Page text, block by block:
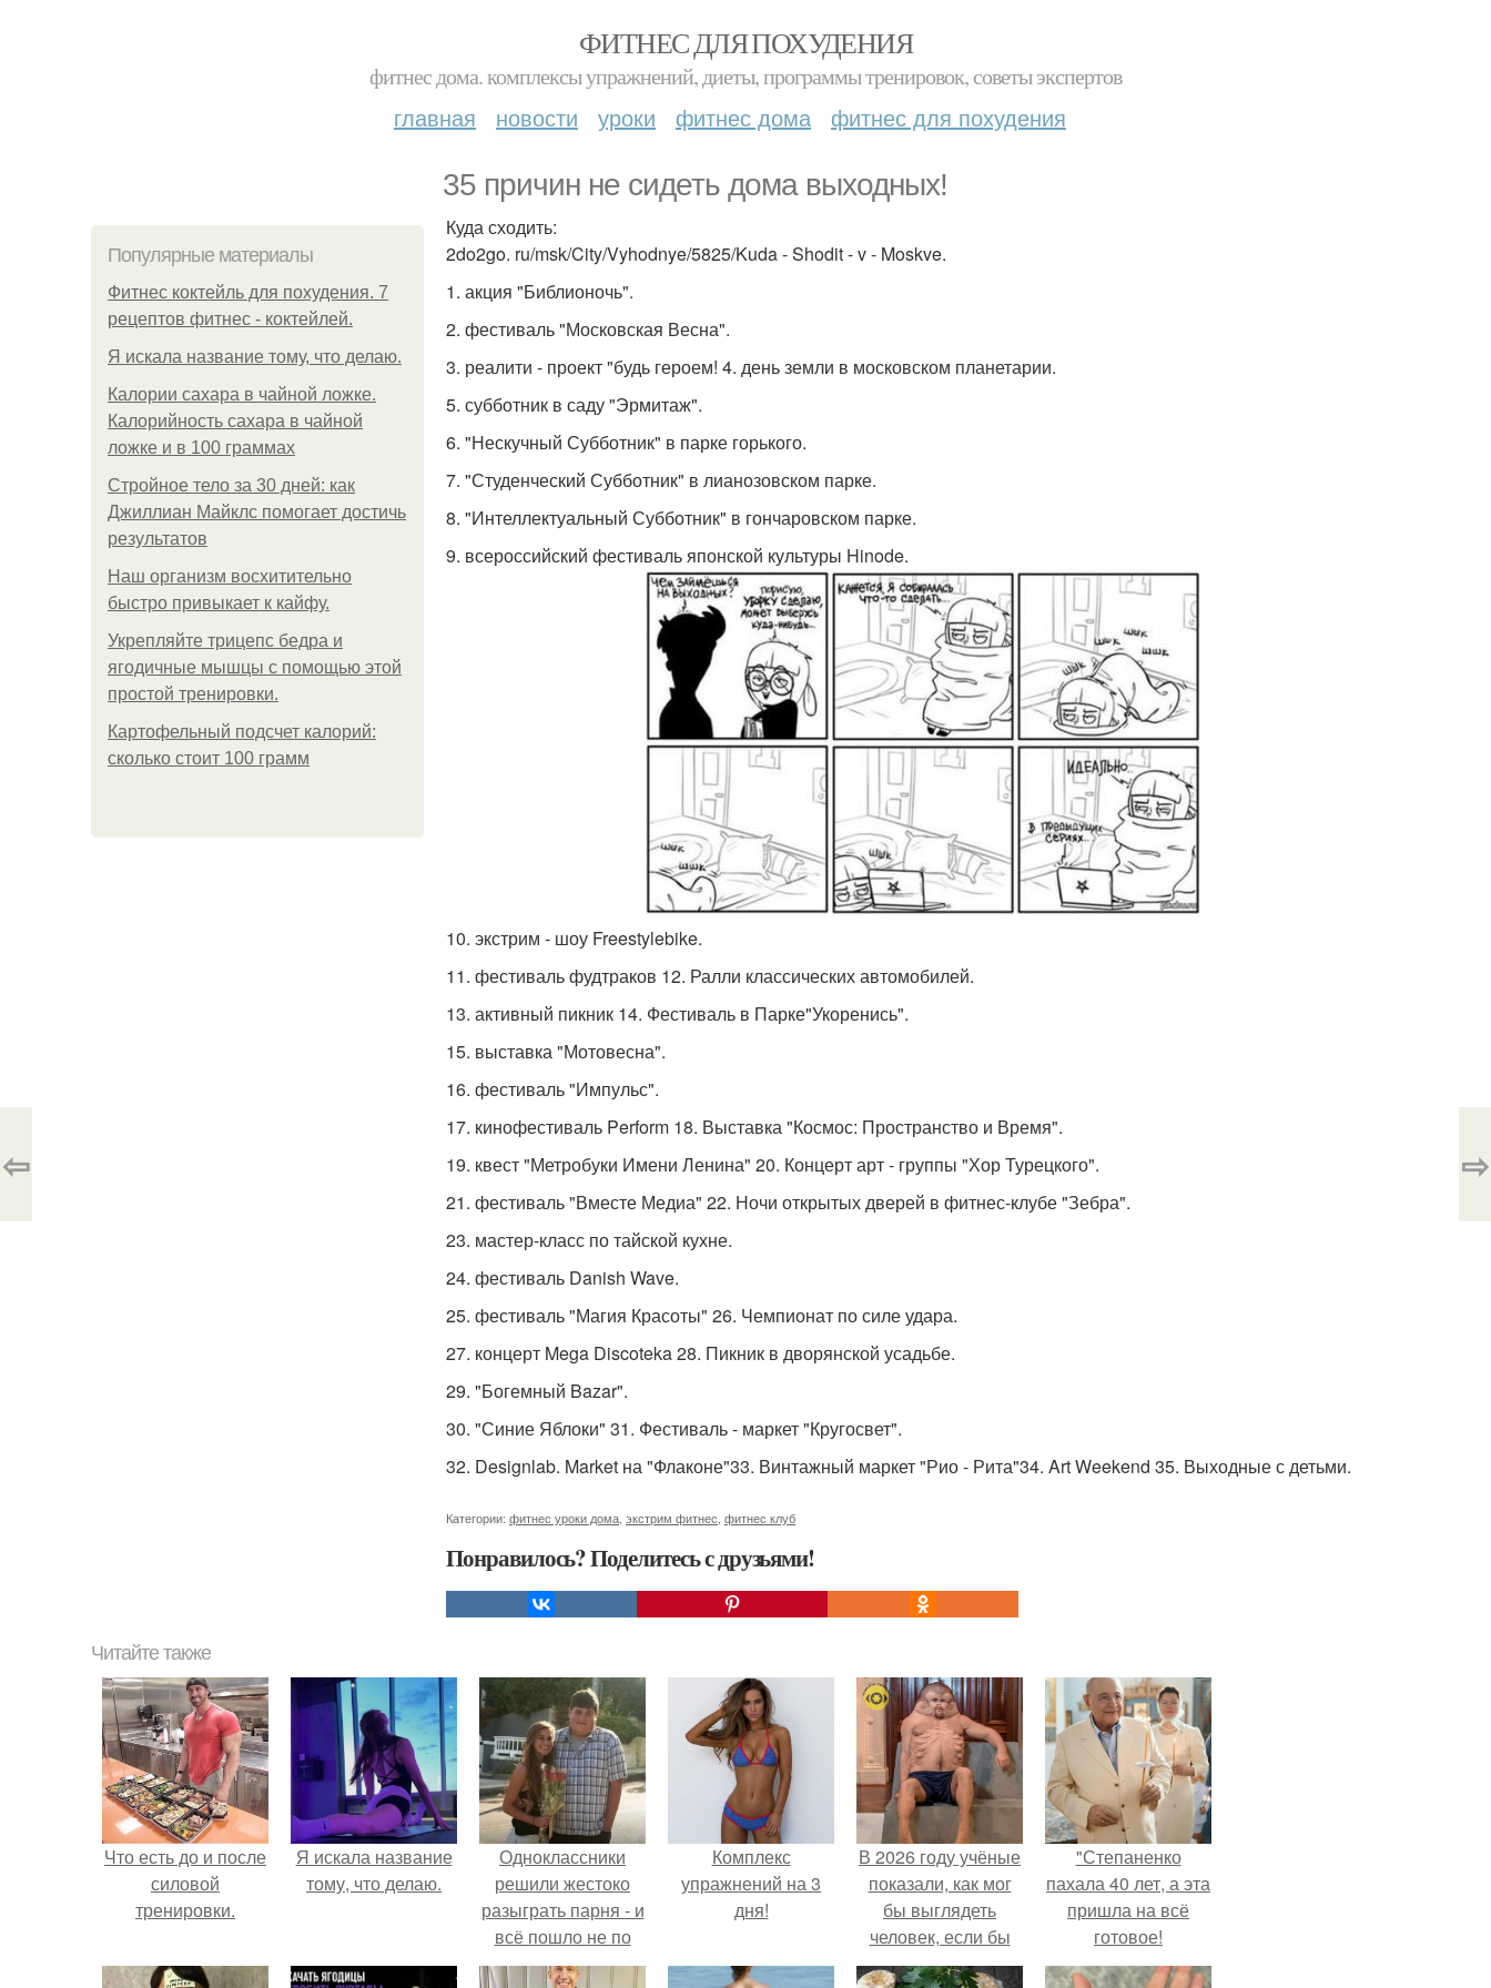
ФИТНЕС ДЛЯ ПОХУДЕНИЯ
фитнес дома. комплексы упражнений, диеты, программы тренировок, советы экспертов
главная новости уроки фитнес дома фитнес для похудения
35 причин не сидеть дома выходных!
Популярные материалы
Фитнес коктейль для похудения. 7
рецептов фитнес - коктейлей.
Я искала название тому, что делаю.
Калории сахара в чайной ложке.
Калорийность сахара в чайной
ложке и в 100 граммах
Стройное тело за 30 дней: как
Джиллиан Майклс помогает достичь
результатов
Наш организм восхитительно
быстро привыкает к кайфу.
Укрепляйте трицепс бедра и
ягодичные мышцы с помощью этой
простой тренировки.
Картофельный подсчет калорий:
сколько стоит 100 грамм
Куда сходить:
2do2go. ru/msk/City/Vyhodnye/5825/Kuda - Shodit - v - Moskve.
1. акция "Библионочь".
2. фестиваль "Московская Весна".
3. реалити - проект "будь героем! 4. день земли в московском планетарии.
5. субботник в саду "Эрмитаж".
6. "Нескучный Субботник" в парке горького.
7. "Студенческий Субботник" в лианозовском парке.
8. "Интеллектуальный Субботник" в гончаровском парке.
9. всероссийский фестиваль японской культуры Hinode.
10. экстрим - шоу Freestylebike.
11. фестиваль фудтраков 12. Ралли классических автомобилей.
13. активный пикник 14. Фестиваль в Парке"Укоренись".
15. выставка "Мотовесна".
16. фестиваль "Импульс".
17. кинофестиваль Perform 18. Выставка "Космос: Пространство и Время".
19. квест "Метробуки Имени Ленина" 20. Концерт арт - группы "Хор Турецкого".
21. фестиваль "Вместе Медиа" 22. Ночи открытых дверей в фитнес-клубе "Зебра".
23. мастер-класс по тайской кухне.
24. фестиваль Danish Wave.
25. фестиваль "Магия Красоты" 26. Чемпионат по силе удара.
27. концерт Mega Discoteka 28. Пикник в дворянской усадьбе.
29. "Богемный Bazar".
30. "Синие Яблоки" 31. Фестиваль - маркет "Кругосвет".
32. Designlab. Market на "Флаконе"33. Винтажный маркет "Рио - Рита"34. Art Weekend 35. Выходные с детьми.
Категории: фитнес уроки дома экстрим фитнес фитнес клуб
Понравилось? Поделитесь с друзьями!
⇦ ⇨
Читайте также
Что есть до и после
силовой
тренировки.
Я искала название
тому, что делаю.
Одноклассники
решили жестоко
разыграть парня - и
всё пошло не по
плану.
Комплекс
упражнений на 3
дня!
В 2026 году учёные
показали, как мог
бы выглядеть
человек, если бы
его тело
"Степаненко
пахала 40 лет, а эта
пришла на всё
готовое!